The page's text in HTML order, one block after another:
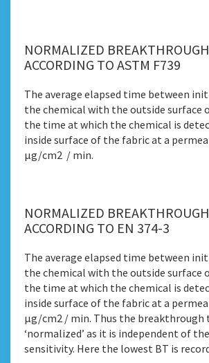
NORMALIZED
ACCORDING TO ASTM F739
The average elapsed time between
the chemical with the outside surface
the time at which the chemical is
inside surface of the fabric at a
μg/cm2 / min.
NORMALIZED
ACCORDING TO EN 374-3
The average elapsed time between
the chemical with the outside surface
the time at which the chemical is
inside surface of the fabric at a
μg/cm2 / min. Thus the breakthrough
‘normalized’ as it is independent of
sensitivity. Here the lowest BT is